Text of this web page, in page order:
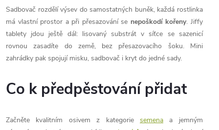
y
v
ý
i
Sadbovač rozdělí výsev do samostatných buněk, každá rostlinka
má vlastní prostor a při přesazování se nepoškodí kořeny. Jiffy
tablety jdou ještě dál: lisovaný substrát v síťce se sazenicí
rovnou zasadíte do země, bez přesazovacího šoku. Mini
zahrádky pak spojují misku, sadbovač i kryt do jedné sady.
Co k předpěstování přidat
Začněte kvalitním osivem z kategorie semena a jemným